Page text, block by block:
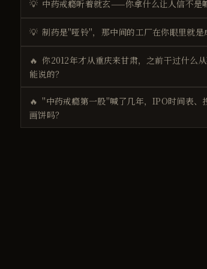
💡 中药戒瘾听着就玄——你拿什么让人信不是
💡 制药是"哑铃"，那中间的工厂在你眼里就是
🔥 你2012年才从重庆来甘肃，之前干过什么
能说的？
🔥 "中药戒瘾第一股"喊了几年，IPO时间表、
画饼吗？